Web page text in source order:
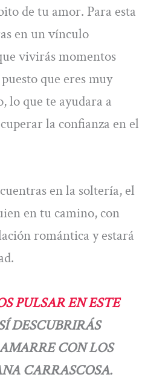
de tu amor. Para esta
en un vínculo
vivirás momentos
que eres muy
lo que te ayudara a
la confianza en el
en la soltería, el
en tu camino, con
romántica y estará
PULSAR EN ESTE
DESCUBRIRÁS
CON LOS
CARRASCOSA.